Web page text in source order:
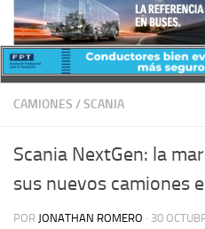
CAMIONES /SCANIA
Scania NextGen: la
sus nuevos camiones
POR JONATHAN ROMERO · 30